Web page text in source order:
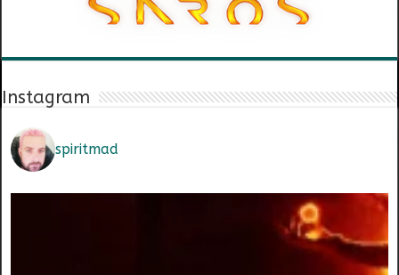
Instagram
spiritmad